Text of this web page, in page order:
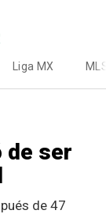
Liga MX
de ser
de 47